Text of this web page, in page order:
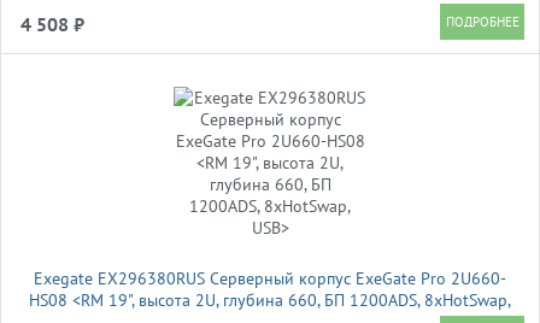
4 508 ₽
Exegate EX296380RUS Серверный корпус ExeGate Pro 2U660-
HS08 <RM 19", высота 2U, глубина 660, БП 1200ADS, 8xHotSwap,